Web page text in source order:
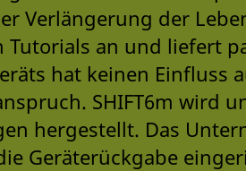
Verlängerung der
Tutorials an und liefert
hat keinen Einfluss
SHIFT6m wird
hergestellt. Das
Geräterückgabe